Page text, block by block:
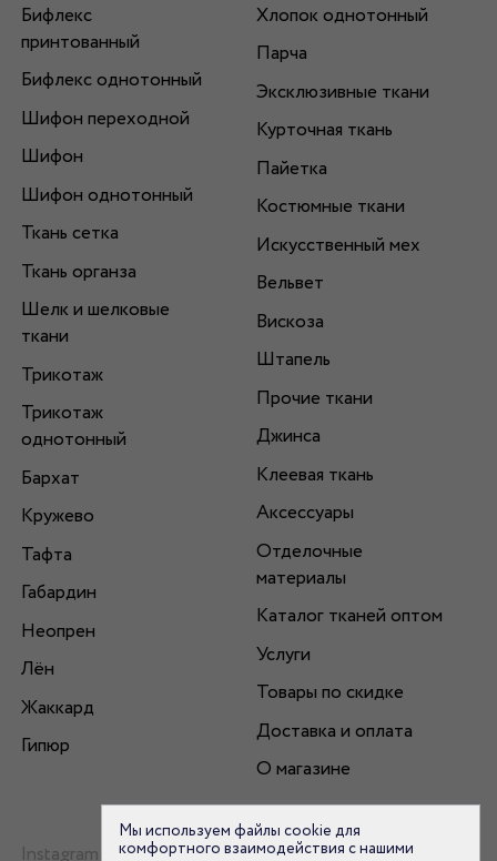
Бифлекс
принтованный
Бифлекс однотонный
Шифон переходной
Шифон
Шифон однотонный
Ткань сетка
Ткань органза
Шелк и шелковые
ткани
Трикотаж
Трикотаж
однотонный
Бархат
Кружево
Тафта
Габардин
Неопрен
Лён
Жаккард
Гипюр
Хлопок однотонный
Парча
Эксклюзивные ткани
Курточная ткань
Пайетка
Костюмные ткани
Искусственный мех
Вельвет
Вискоза
Штапель
Прочие ткани
Джинса
Клеевая ткань
Аксессуары
Отделочные
материалы
Каталог тканей оптом
Услуги
Товары по скидке
Доставка и оплата
О магазине
Instagram
Мы используем файлы cookie для
комфортного взаимодействия с нашими